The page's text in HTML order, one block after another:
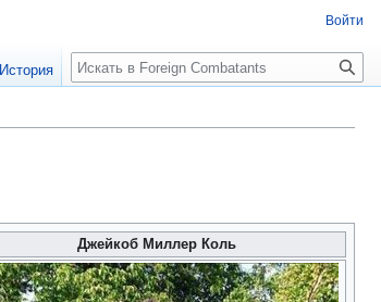
Джейкоб Миллер Коль
Войти
История